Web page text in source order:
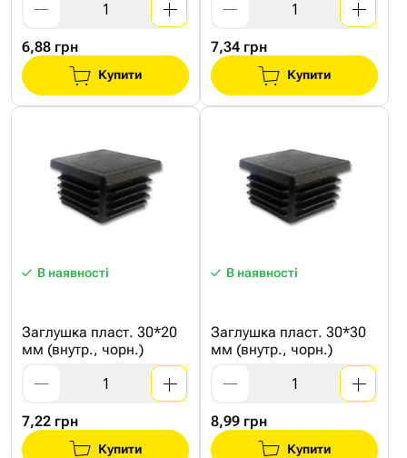
6,88 грн
Купити
7,34 грн
Купити
В наявності
Заглушка пласт. 30*20
мм (внутр., чорн.)
7,22 грн
Купити
В наявності
Заглушка пласт. 30*30
мм (внутр., чорн.)
8,99 грн
Купити